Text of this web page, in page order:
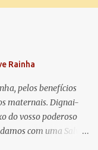
Rainha
pelos benefícios
maternais. Dignai-
do vosso poderoso
com uma Salve